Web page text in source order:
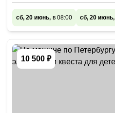
сб, 20 июнь, в 08:00 сб, 20 июнь,
10 500 ₽